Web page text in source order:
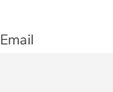
Email